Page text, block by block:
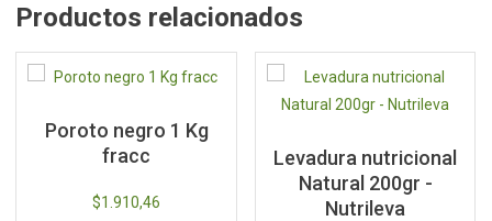
Productos relacionados
Poroto negro 1 Kg
fracc
$1.910,46
Levadura nutricional
Natural 200gr -
Nutrileva